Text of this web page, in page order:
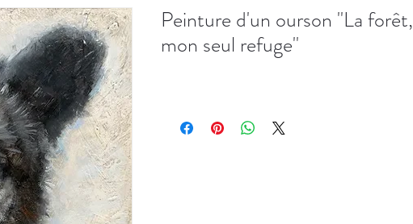
Peinture d'un ourson ''La forêt,
mon seul refuge''